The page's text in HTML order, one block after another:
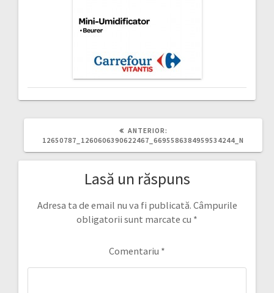
ANTERIOR:
ANTERIOR:
12650787_1260606390622467_6695586384959534244_N
Lasă un răspuns
Adresa ta de email nu va fi publicată. Câmpurile
obligatorii sunt marcate cu *
Comentariu *